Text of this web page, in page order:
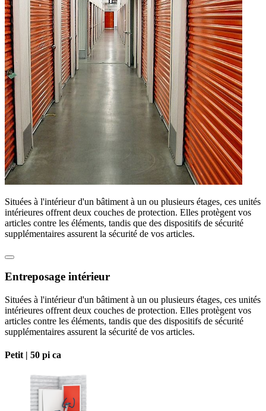
Situées à l'intérieur d'un bâtiment à un ou plusieurs étages, ces unités
intérieures offrent deux couches de protection. Elles protègent vos
articles contre les éléments, tandis que des dispositifs de sécurité
supplémentaires assurent la sécurité de vos articles.
Entreposage intérieur
Situées à l'intérieur d'un bâtiment à un ou plusieurs étages, ces unités
intérieures offrent deux couches de protection. Elles protègent vos
articles contre les éléments, tandis que des dispositifs de sécurité
supplémentaires assurent la sécurité de vos articles.
Petit | 50 pi ca